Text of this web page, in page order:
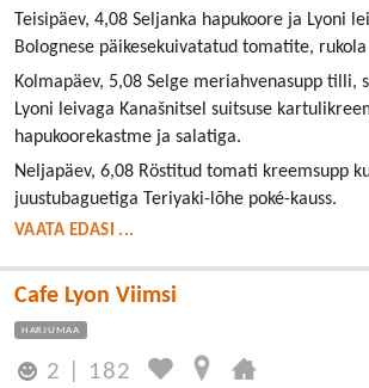
Teisipäev, 4,08 Seljanka hapukoore ja Lyoni
Bolognese päikesekuivatatud tomatite,
Kolmapäev, 5,08 Selge meriahvenasupp tilli,
Lyoni leivaga Kanašnitsel suitsuse
hapukoorekastme ja salatiga.
Neljapäev, 6,08 Röstitud tomati kreemsupp
juustubaguetiga Teriyaki-lõhe poké-kauss.
VAATA EDASI ...
Cafe Lyon Viimsi
HARJUMAA
2 182